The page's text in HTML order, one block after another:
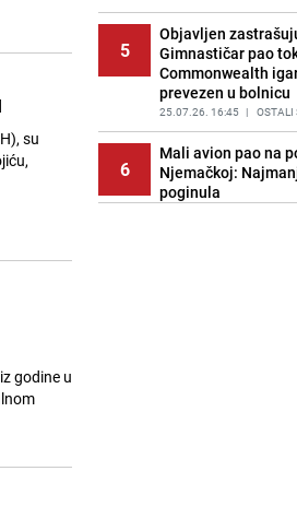
su
godine u
5
Objavljen
Gimnastičar pao
Commonwealth
prevezen u bolnicu
25.07.26. 16:45 | OSTALI
6
Mali avion pao na
Njemačkoj:
poginula